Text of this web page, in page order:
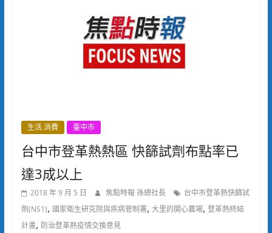
生活.消費 臺中市
台中市登革熱熱區 快篩試劑布點率已
達3成以上
2018 年 9 月 5 日 焦點時報 孫總社長
台中市登革熱快篩試
劑(NS1), 國家衛生研究院與疾病管制署, 大里的開心農場, 登革熱終結
計畫, 防治登革熱疫情交換意見